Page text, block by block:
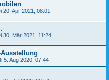
20. Apr 2021, 08:01
30. Mär 2021, 11:24
5. Aug 2020, 07:44